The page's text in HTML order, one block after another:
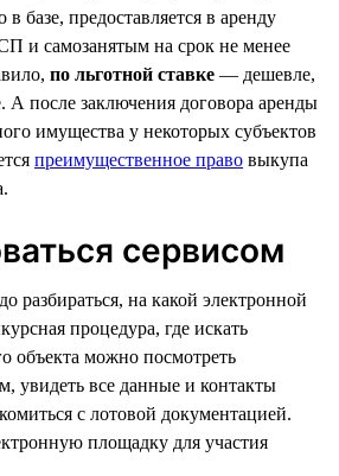
в базе, предоставляется в аренду
и самозанятым на срок не менее
по льготной ставке — дешевле,
А после заключения договора аренды
имущества у некоторых субъектов
преимущественное право выкупа
сервисом
разбираться, на какой электронной
процедура, где искать
объекта можно посмотреть
увидеть все данные и контакты
с лотовой документацией.
площадку для участия